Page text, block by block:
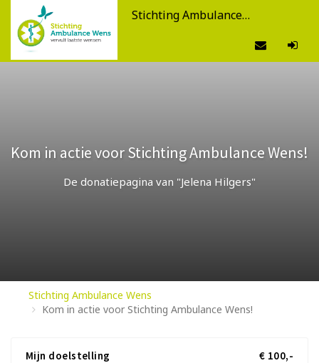
Stichting Ambulance Wens
Kom in actie voor Stichting Ambulance Wens!
De donatiepagina van "Jelena Hilgers"
Stichting Ambulance Wens
Kom in actie voor Stichting Ambulance Wens!
Mijn doelstelling € 100,-